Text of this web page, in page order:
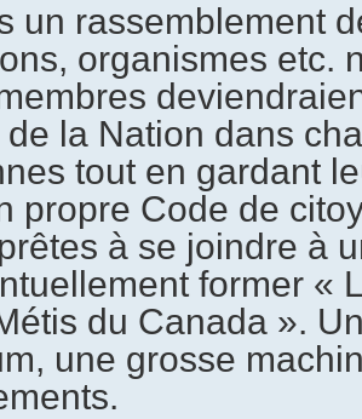
un rassemblement
organismes etc.
la Nation dans
tout en gardant
propre Code de
à se joindre à
former «
du Canada ».
une grosse